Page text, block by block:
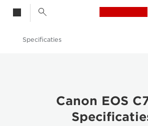
Canon EOS C700
Specificaties
Canon EOS